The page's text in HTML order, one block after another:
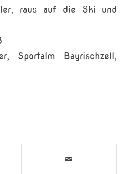
raus auf die Ski und
Sportalm Bayrischzell,